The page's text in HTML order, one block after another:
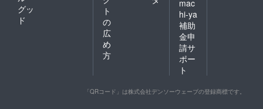
グッ
ド
ト
の
広
め
方
mac
hi-ya
補助
金申
請サ
ポー
ト
「QRコード」は株式会社デンソーウェーブの登録商標です。